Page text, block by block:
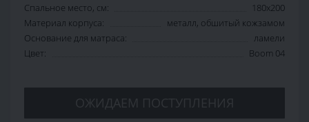
Спальное место, см:
180х200
Материал корпуса:
металл, обшитый кожзамом
Основание для матраса:
ламели
Цвет:
Boom 04
ОЖИДАЕМ ПОСТУПЛЕНИЯ